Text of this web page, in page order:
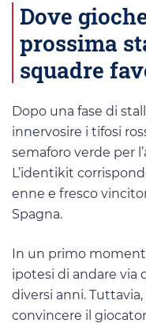
Dove
prossima
squadre
Dopo una fase di
innervosire i tifosi
semaforo verde per
L’identikit
enne e fresco
Spagna.
In un primo
ipotesi di andare via
diversi anni.
convincere il